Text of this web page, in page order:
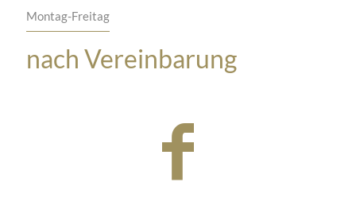
Montag-Freitag
nach Vereinbarung